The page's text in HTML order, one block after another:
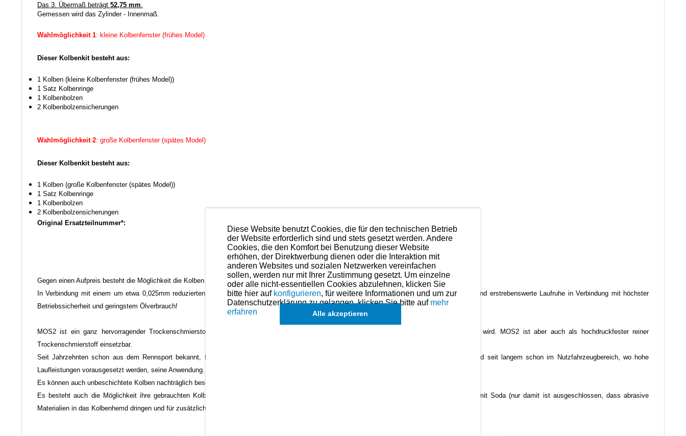
Das 3. Übermaß beträgt 52,75 mm.
Gemessen wird das Zylinder - Innenmaß.
Wahlmöglichkeit 1: kleine Kolbenfenster (frühes Model)
Dieser Kolbenkit besteht aus:
1 Kolben (kleine Kolbenfenster (frühes Model))
1 Satz Kolbenringe
1 Kolbenbolzen
2 Kolbenbolzensicherungen
Wahlmöglichkeit 2: große Kolbenfenster (spätes Model)
Dieser Kolbenkit besteht aus:
1 Kolben (große Kolbenfenster (spätes Model))
1 Satz Kolbenringe
1 Kolbenbolzen
2 Kolbenbolzensicherungen
Original Ersatzteilnummer*:
Gegen einen Aufpreis besteht die Möglichkeit die Kolben noch nachträglich zu beschichten.
In Verbindung mit einem um etwa 0,025mm reduzierten Einbauspiel (durch die MOS2-Beschichtung möglich) ergibt sich damit die bestmögliche und erstrebenswerte Laufruhe in Verbindung mit höchster
Betriebssicherheit und geringstem Ölverbrauch!
MOS2 ist ein ganz hervorragender Trockenschmierstoff der auch Ölen als Schmierstoffverbesserer und für Notlaufeigenschaften beigemischt wird. MOS2 ist aber auch als hochdruckfester reiner
Trockenschmierstoff einsetzbar.
Seit Jahrzehnten schon aus dem Rennsport bekannt, findet diese Art der Beschichtung auch in der Serie bei qualitätsbewussten Herstellern und seit langem schon im Nutzfahrzeugbereich, wo hohe
Laufleistungen vorausgesetzt werden, seine Anwendung.
Es können auch unbeschichtete Kolben nachträglich beschichtet werden. Hier muss man jedoch mit einem Preis von ca. 40-60 € pro Stück rechnen.
Es besteht auch die Möglichkeit ihre gebrauchten Kolben mit MOS2 zu beschichten. Diese müssen jedoch vorher für ca. 20-25 € pro Stück mit Soda (nur damit ist ausgeschlossen, dass abrasive
Materialien in das Kolbenhemd dringen und für zusätzlichen Verschleiß sorgen würden) gestrahl werden.
Diese Website benutzt Cookies, die für den technischen Betrieb
der Website erforderlich sind und stets gesetzt werden. Andere
Cookies, die den Komfort bei Benutzung dieser Website
erhöhen, der Direktwerbung dienen oder die Interaktion mit
anderen Websites und sozialen Netzwerken vereinfachen
sollen, werden nur mit Ihrer Zustimmung gesetzt. Um einzelne
oder alle nicht-essentiellen Cookies abzulehnen, klicken Sie
bitte hier auf konfigurieren, für weitere Informationen und um zur
Datenschutzerklärung zu gelangen, klicken Sie bitte auf mehr
erfahren
Alle akzeptieren